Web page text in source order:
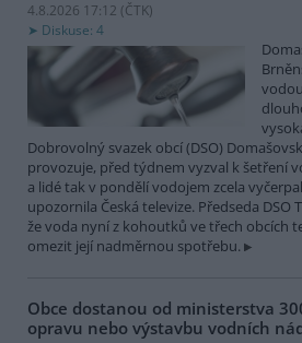
4.8.2026 17:12 (ČTK)
Diskuse: 4
Dobrovolný svazek obcí (DSO)
provozuje, před týdnem vyzval k šetření
a lidé tak v pondělí vodojem zcela
upozornila Česká televize. Předseda DSO
že voda nyní z kohoutků ve třech obcích
omezit její nadměrnou spotřebu.
Obce dostanou od ministerstva
opravu nebo výstavbu vodních